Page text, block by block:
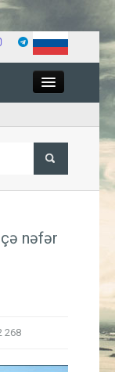
Azərbaycan
nəfər
268